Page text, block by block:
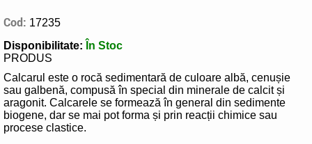
Cod: 17235
Disponibilitate: În Stoc
PRODUS
Calcarul este o rocă sedimentară de culoare albă, cenușie
sau galbenă, compusă în special din minerale de calcit și
aragonit. Calcarele se formează în general din sedimente
biogene, dar se mai pot forma și prin reacții chimice sau
procese clastice.